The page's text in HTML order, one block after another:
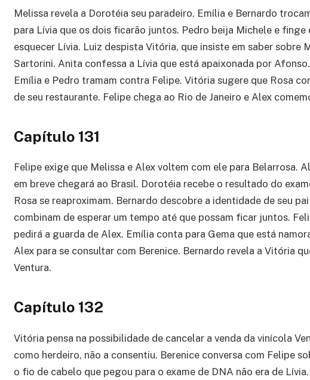
Melissa revela a Dorotéia seu paradeiro. Emília e Bernardo
para Lívia que os dois ficarão juntos. Pedro beija Michele e finge
esquecer Lívia. Luiz despista Vitória, que insiste em saber sobre
Sartorini. Anita confessa a Lívia que está apaixonada por
Emília e Pedro tramam contra Felipe. Vitória sugere que Rosa
de seu restaurante. Felipe chega ao Rio de Janeiro e Alex
Capítulo 131
Felipe exige que Melissa e Alex voltem com ele para Belarrosa.
em breve chegará ao Brasil. Dorotéia recebe o resultado do
Rosa se reaproximam. Bernardo descobre a identidade de seu
combinam de esperar um tempo até que possam ficar juntos.
pedirá a guarda de Alex. Emília conta para Gema que está
Alex para se consultar com Berenice. Bernardo revela a Vitória
Ventura.
Capítulo 132
Vitória pensa na possibilidade de cancelar a venda da vinícola
como herdeiro, não a consentiu. Berenice conversa com Felipe
o fio de cabelo que pegou para o exame de DNA não era de